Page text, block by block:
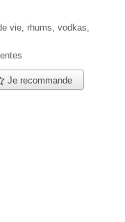
vie, rhums, vodkas,
Je recommande